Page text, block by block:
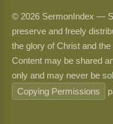
© 2026 SermonIndex —
preserve and freely
the glory of Christ and
Content may be shared
only and may never be
Copying Permissions